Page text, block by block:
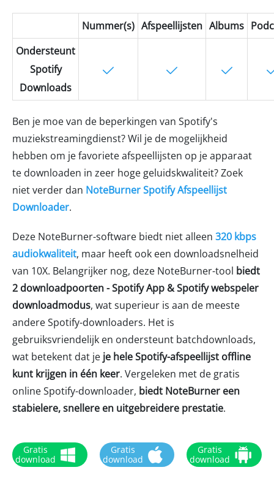
Nummer(s) Afspeellijsten Albums
Ondersteunt
Spotify
Downloads
Ben je moe van de beperkingen van Spotify's
muziekstreamingdienst? Wil je de mogelijkheid
hebben om je favoriete afspeellijsten op je apparaat
te downloaden in zeer hoge geluidskwaliteit? Zoek
niet verder dan NoteBurner Spotify Afspeellijst
Downloader.
Deze NoteBurner-software biedt niet alleen 320 kbps
audiokwaliteit, maar heeft ook een downloadsnelheid
van 10X. Belangrijker nog, deze NoteBurner-tool biedt
2 downloadpoorten - Spotify App & Spotify webspeler
downloadmodus, wat superieur is aan de meeste
andere Spotify-downloaders. Het is
gebruiksvriendelijk en ondersteunt batchdownloads,
wat betekent dat je je hele Spotify-afspeellijst offline
kunt krijgen in één keer. Vergeleken met de gratis
online Spotify-downloader, biedt NoteBurner een
stabielere, snellere en uitgebreidere prestatie.
Gratis
download
Gratis
download
Gratis
download